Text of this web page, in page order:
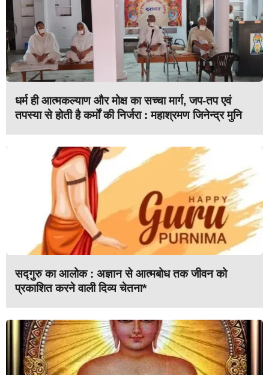
धर्म ही आत्मकल्याण और मोक्ष का सच्चा मार्ग, जप-तप एवं
तपस्या से होती है कर्मों की निर्जरा : महाश्रमण जिनेन्द्र मुनि
सद्गुरु का आलोक : अज्ञान से आत्मबोध तक जीवन को
प्रकाशित करने वाली दिव्य चेतना*